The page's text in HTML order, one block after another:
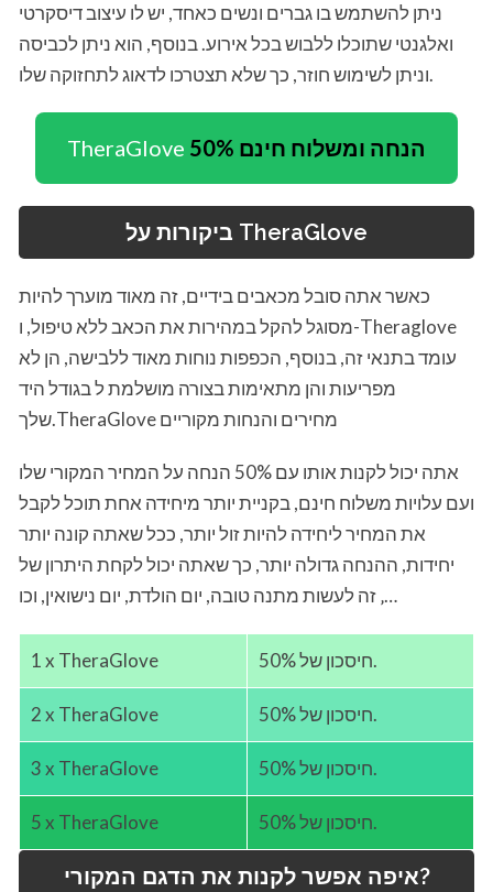
ניתן להשתמש בו גברים ונשים כאחד, יש לו עיצוב דיסקרטי
ואלגנטי שתוכלו ללבוש בכל אירוע. בנוסף, הוא ניתן לכביסה
וניתן לשימוש חוזר, כך שלא תצטרכו לדאוג לתחזוקה שלו.
TheraGlove 50% הנחה ומשלוח חינם
ביקורות על TheraGlove
כאשר אתה סובל מכאבים בידיים, זה מאוד מוערך להיות
מסוגל להקל במהירות את הכאב ללא טיפול, ו-Theraglove
עומד בתנאי זה, בנוסף, הכפפות נוחות מאוד ללבישה, הן לא
מפריעות והן מתאימות בצורה מושלמת ל בגודל היד
שלך.TheraGlove מחירים והנחות מקוריים
אתה יכול לקנות אותו עם 50% הנחה על המחיר המקורי שלו
ועם עלויות משלוח חינם, בקניית יותר מיחידה אחת תוכל לקבל
את המחיר ליחידה להיות זול יותר, ככל שאתה קונה יותר
יחידות, ההנחה גדולה יותר, כך שאתה יכול לקחת היתרון של
זה לעשות מתנה טובה, יום הולדת, יום נישואין, וכו ‚…
1 x TheraGlove חיסכון של 50%.
2 x TheraGlove חיסכון של 50%.
3 x TheraGlove חיסכון של 50%.
5 x TheraGlove חיסכון של 50%.
איפה אפשר לקנות את הדגם המקורי?